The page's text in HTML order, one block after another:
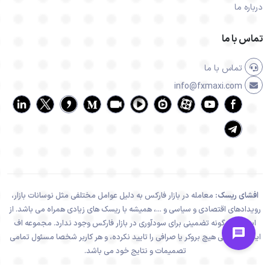
درباره ما
تماس با ما
تماس با ما
افشای ریسک: معامله در بازار فارکس به دلیل عوامل مختلفی مثل نوسانات بازار،
رویدادهای اقتصادی و سیاسی و ...، همیشه با ریسک های زیادی همراه می باشد. از
اینرو هیچ گونه تضمینی برای سودآوری در بازار فارکس وجود ندارد. مجموعه اف
ایکس ماکسی هیچ بروکر یا صرافی را تایید نکرده، و هر کاربر شخصا مسئول تمامی
تصمیمات و نتایج خود می باشد.